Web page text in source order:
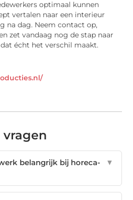
optimaal kunnen
vertalen naar een interieur
na dag. Neem contact op,
zet vandaag nog de stap naar
écht het verschil maakt.
vragen
belangrijk bij horeca-
▼